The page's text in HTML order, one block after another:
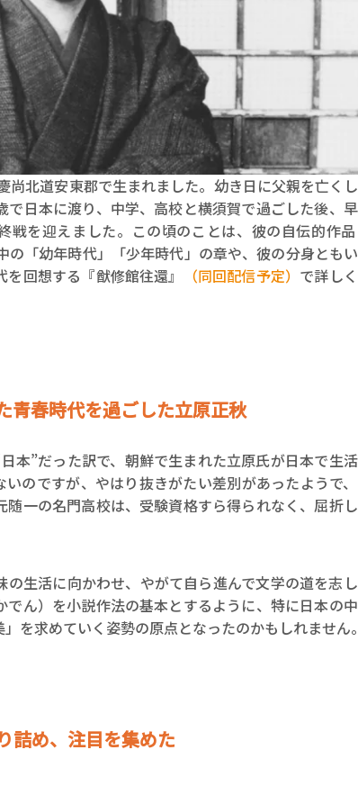
尚北道安東郡で生まれました。幼き日に父親を亡く
で日本に渡り、中学、高校と横須賀で過ごした後、
戦を迎えました。この頃のことは、彼の自伝的作
の「幼年時代」「少年時代」の章や、彼の分身とも
回想する『猷修館往還』
（同回配信予定） で詳し
青春時代を過ごした立原正秋
本”だった訳で、朝鮮で生まれた立原氏が日本で生
いのですが、やはり抜きがたい差別があったようで
随一の名門高校は、受験資格すら得られなく、屈折
の生活に向かわせ、やがて自ら進んで文学の道を志
でん）を小説作法の基本とするように、特に日本の
を求めていく姿勢の原点となったのかもしれません。
詰め、注目を集めた
ロ